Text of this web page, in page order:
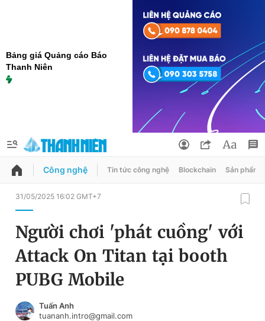
Bảng giá Quảng cáo Báo
Thanh Niên
QUẢNG CÁO ĐẶT BÁO
Chuyên mục
Chuyên mục khác
Chào ngày mới
Đổi mật khẩu
Tin đã lưu
Công nghệ Tin tức công nghệ Blockchain Sản phẩm
31/05/2025 16:02 GMT+7
Người chơi 'phát cuồng' với
Attack On Titan tại booth
PUBG Mobile
Tuấn Anh
tuananh.intro@gmail.com